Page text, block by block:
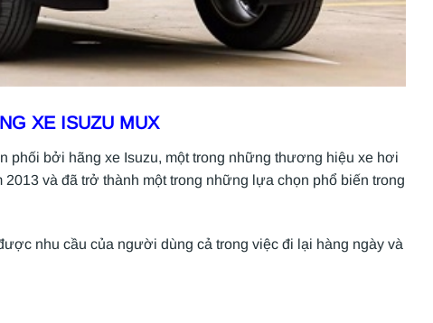
XE ISUZU MUX
phối bởi hãng xe Isuzu, một trong những thương hiệu xe hơi
và đã trở thành một trong những lựa chọn phổ biến trong
nhu cầu của người dùng cả trong việc đi lại hàng ngày và